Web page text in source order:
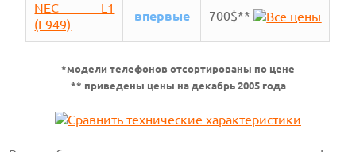
NEC L1
(E949)
впервые 700$**
*модели телефонов отсортированы по цене
** приведены цены на декабрь 2005 года